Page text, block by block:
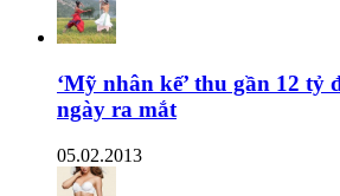
‘Mỹ nhân kế’ thu gần 12 tỷ
ngày ra mắt
05.02.2013